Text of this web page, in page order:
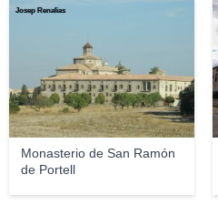
Monasterio de San Ramón
de Portell
Josep Renalias